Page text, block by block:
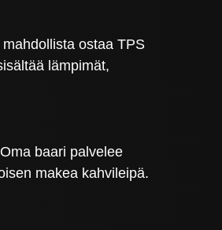
ostaa TPS
lämpimät,
baari palvelee
makea kahvileipä.